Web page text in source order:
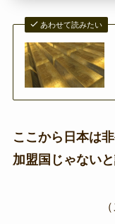
あわせて読みたい
ここから日本は
加盟国じゃない